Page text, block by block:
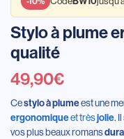
Stylo à plume
qualité
49,90€
Cestylo à plumeest une
ergonomiqueet trèsjolie.
vos plus beaux romans